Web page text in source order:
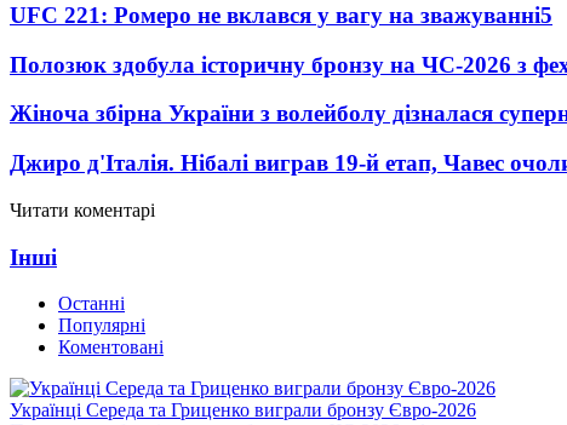
UFC 221: Ромеро не вклався у вагу на зважуванні5
Полозюк здобула історичну бронзу на ЧС-2026 з
Жіноча збірна України з волейболу дізналася
Джиро д'Італія. Нібалі виграв 19-й етап, Чавес
Читати коментарі
Інші
Останні
Популярні
Коментовані
Українці Середа та Гриценко виграли бронзу Євро-2026